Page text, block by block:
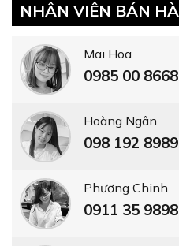
0938 01 8668
Vũ Phương
0976 23 8668
Trần Mến
0979 16 3456
Hồng Phượng
0914 338 449